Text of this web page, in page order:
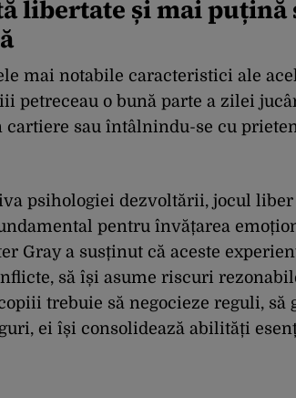
libertate și mai puțină
mai notabile caracteristici ale
petreceau o bună parte a zilei
sau întâlnindu-se cu
psihologiei dezvoltării, jocul
pentru învățarea
Gray a susținut că aceste
să își asume riscuri
trebuie să negocieze reguli, să
ei își consolidează abilități